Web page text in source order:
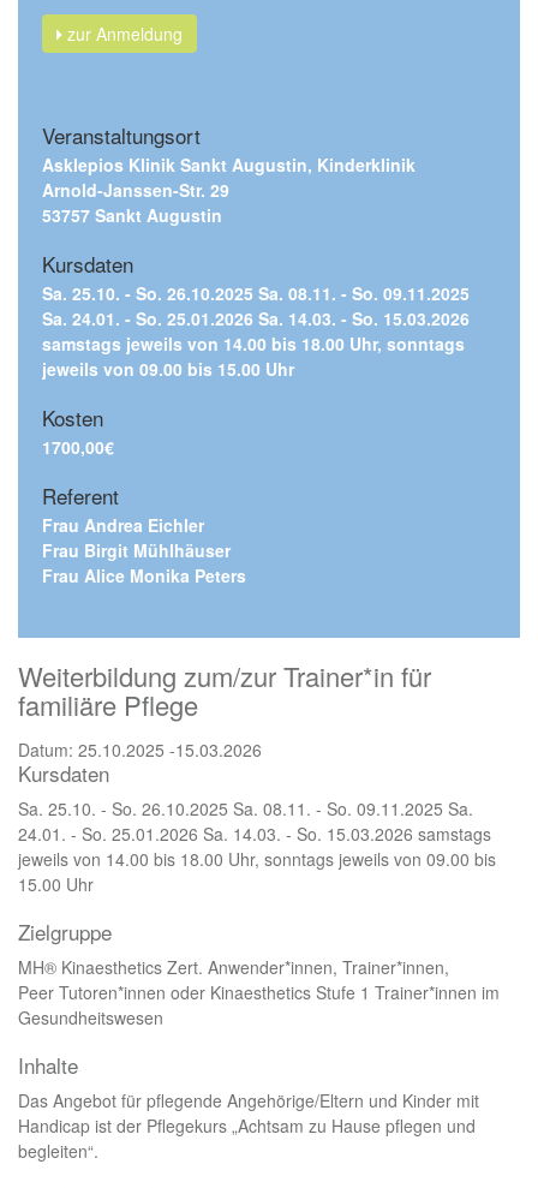
zur Anmeldung
Veranstaltungsort
Asklepios Klinik Sankt Augustin, Kinderklinik
Arnold-Janssen-Str. 29
53757 Sankt Augustin
Kursdaten
Sa. 25.10. - So. 26.10.2025 Sa. 08.11. - So. 09.11.2025
Sa. 24.01. - So. 25.01.2026 Sa. 14.03. - So. 15.03.2026
samstags jeweils von 14.00 bis 18.00 Uhr, sonntags
jeweils von 09.00 bis 15.00 Uhr
Kosten
1700,00€
Referent
Frau Andrea Eichler
Frau Birgit Mühlhäuser
Frau Alice Monika Peters
Weiterbildung zum/zur Trainer*in für
familiäre Pflege
Datum: 25.10.2025 -15.03.2026
Kursdaten
Sa. 25.10. - So. 26.10.2025 Sa. 08.11. - So. 09.11.2025 Sa.
24.01. - So. 25.01.2026 Sa. 14.03. - So. 15.03.2026 samstags
jeweils von 14.00 bis 18.00 Uhr, sonntags jeweils von 09.00 bis
15.00 Uhr
Zielgruppe
MH® Kinaesthetics Zert. Anwender*innen, Trainer*innen,
Peer Tutoren*innen oder Kinaesthetics Stufe 1 Trainer*innen im
Gesundheitswesen
Inhalte
Das Angebot für pflegende Angehörige/Eltern und Kinder mit
Handicap ist der Pflegekurs „Achtsam zu Hause pflegen und
begleiten“.